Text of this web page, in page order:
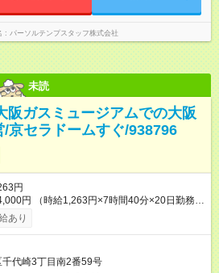
パーソルテンプスタッフ株式会社
未読
阪ガスミュージアムでの大阪
京セラドームすぐ/938796
円
円 （時給1,263円×7時間40分×20日勤務の
時と同じです。
あり
代崎3丁目南2番59号